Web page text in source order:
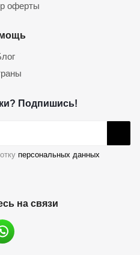
оферты
Подпишись!
персональных данных
на связи